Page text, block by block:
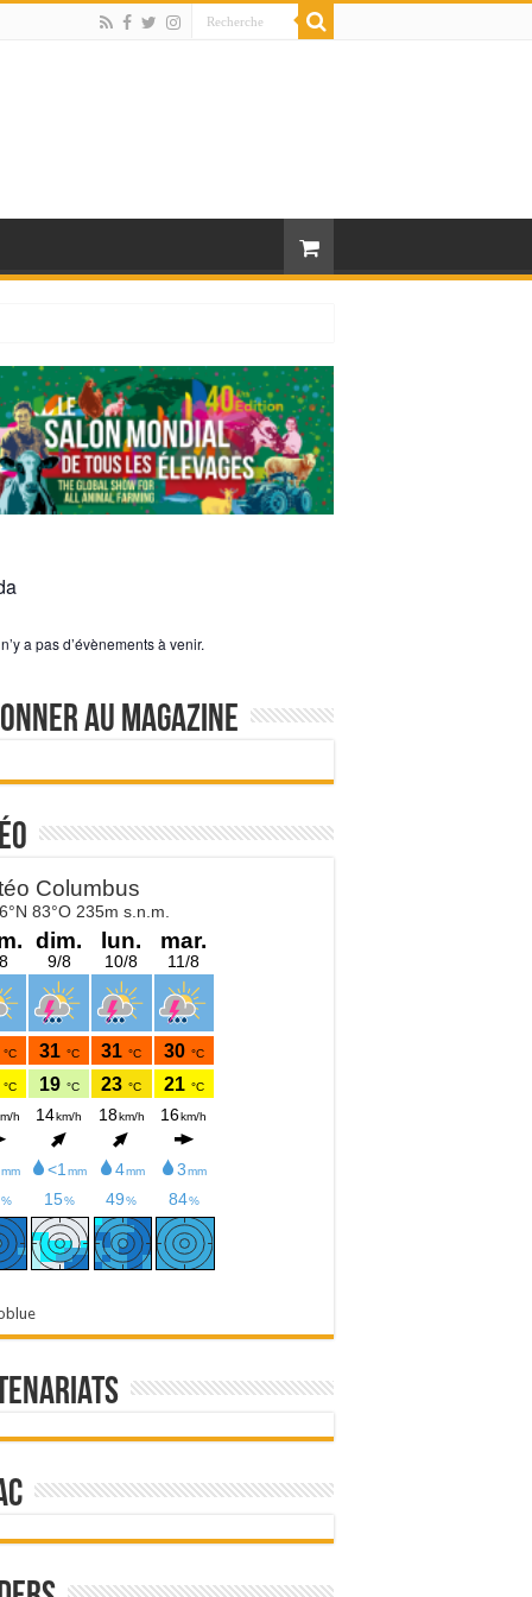
a pas d’évènements à venir.
au magazine